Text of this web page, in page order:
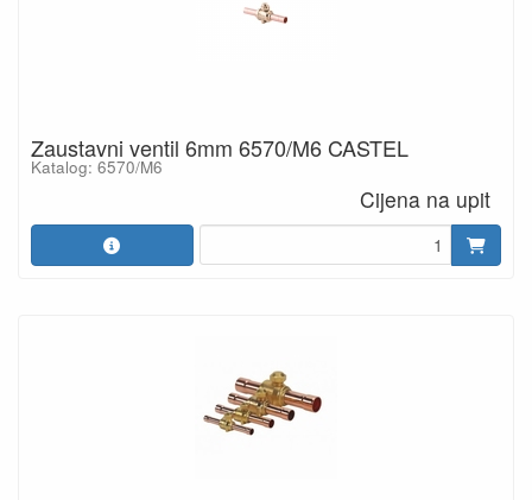
Zaustavni ventil 6mm 6570/M6 CASTEL
Katalog: 6570/M6
Cijena na upit